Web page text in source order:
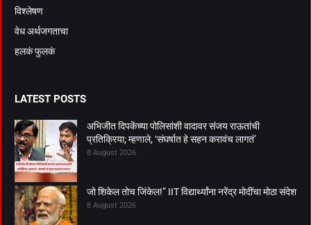
विश्लेषण
वेध अर्थजगताचा
हलकं फुलकं
LATEST POSTS
अभिजीत दिपकेंच्या पोलिसांशी वादावर संजय राऊतांची
प्रतिक्रिया; म्हणाले, ‘संघर्षात हे सहन करावंच लागतं’
8 August 2026
जो शिकेल तोच जिंकेल!” IIT विद्यार्थ्यांना नरेंद्र मोदींचा मोठा संदेश
8 August 2026